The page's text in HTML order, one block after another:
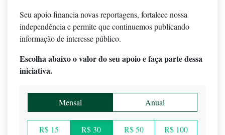
Seu apoio financia novas reportagens, fortalece nossa
independência e permite que continuemos publicando
informação de interesse público.
Escolha abaixo o valor do seu apoio e faça parte dessa
iniciativa.
Mensal Anual
R$ 15 R$ 30 R$ 50 R$ 100